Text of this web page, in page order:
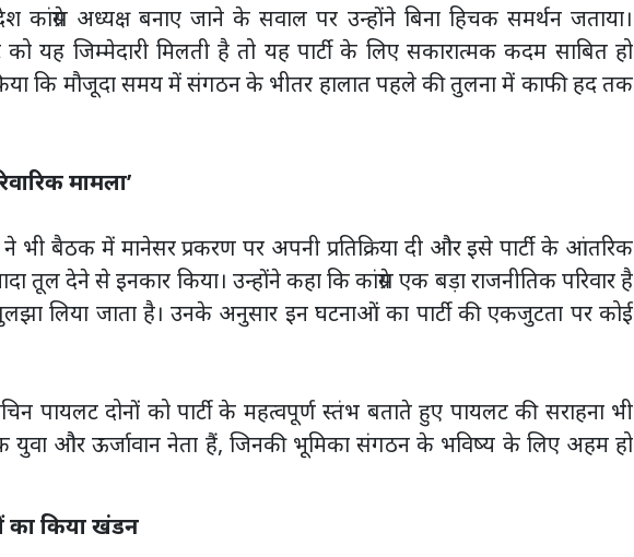
कांग्रेस अध्यक्ष बनाए जाने के सवाल पर उन्होंने बिना हिचक समर्थन जताया।
यह जिम्मेदारी मिलती है तो यह पार्टी के लिए सकारात्मक कदम साबित हो
कि मौजूदा समय में संगठन के भीतर हालात पहले की तुलना में काफी हद तक
मामला’
ने भी बैठक में मानेसर प्रकरण पर अपनी प्रतिक्रिया दी और इसे पार्टी के आंतरिक
तूल देने से इनकार किया। उन्होंने कहा कि कांग्रेस एक बड़ा राजनीतिक परिवार है
लिया जाता है। उनके अनुसार इन घटनाओं का पार्टी की एकजुटता पर कोई
पायलट दोनों को पार्टी के महत्वपूर्ण स्तंभ बताते हुए पायलट की सराहना भी
युवा और ऊर्जावान नेता हैं, जिनकी भूमिका संगठन के भविष्य के लिए अहम हो
का किया खंडन